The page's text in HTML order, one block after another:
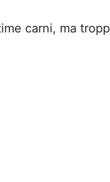
carni, ma